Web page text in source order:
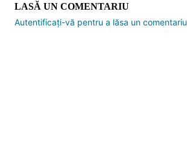
LASĂ UN COMENTARIU
Autentificați-vă pentru a lăsa un comentariu